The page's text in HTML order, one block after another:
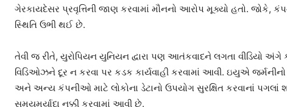
ગેરકાયદેસર પ્રવૃત્તિની જાણ કરવામાં મૌનનો આરોપ મૂક્યો હતો.
સ્થિતિ ઉભી થઈ છે.
તેવી જ રીતે, યુરોપિયન યુનિયન દ્વારા પણ આતંકવાદને લગતા વીડિયો અંગે
વિડિઓઝને દૂર ન કરવા પર કડક કાર્યવાહી કરવામાં આવી. ઇયુએ
અને અન્ય કંપનીઓ માટે લોકોના ડેટાનો ઉપયોગ સુરક્ષિત કરવાનાં
સમયમર્યાદા નક્કી કરવામાં આવી છે.